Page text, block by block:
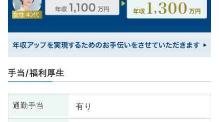
手当/福利厚生
通勤手当 有り